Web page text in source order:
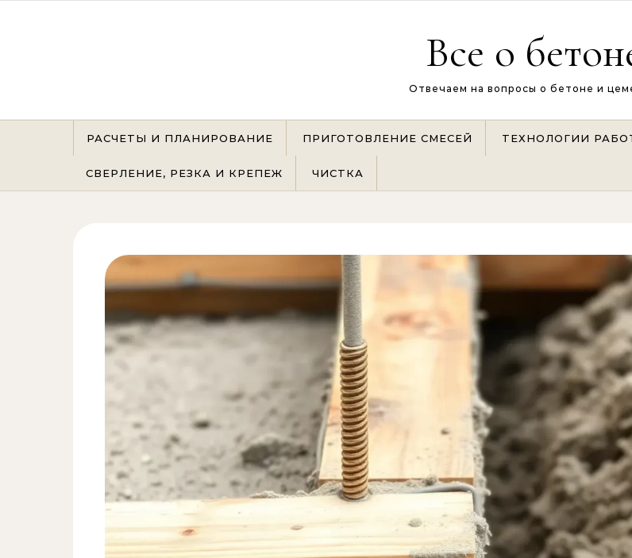
Все о
Отвечаем на вопросы о бетоне и
РАСЧЕТЫ И ПЛАНИРОВАНИЕ ПРИГОТОВЛЕНИЕ СМЕСЕЙ ТЕХНОЛОГИИ
СВЕРЛЕНИЕ, РЕЗКА И КРЕПЕЖ ЧИСТКА